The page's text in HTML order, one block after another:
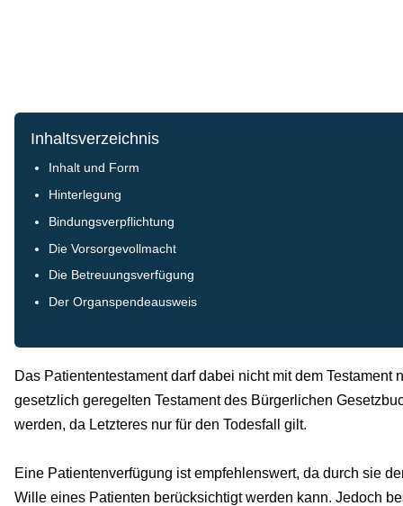
Inhaltsverzeichnis
Inhalt und Form
Hinterlegung
Bindungsverpflichtung
Die Vorsorgevollmacht
Die Betreuungsverfügung
Der Organspendeausweis
Das Patiententestament darf dabei nicht mit dem Testament
gesetzlich geregelten Testament des Bürgerlichen
werden, da Letzteres nur für den Todesfall gilt.
Eine Patientenverfügung ist empfehlenswert, da durch sie
Wille eines Patienten berücksichtigt werden kann. Jedoch